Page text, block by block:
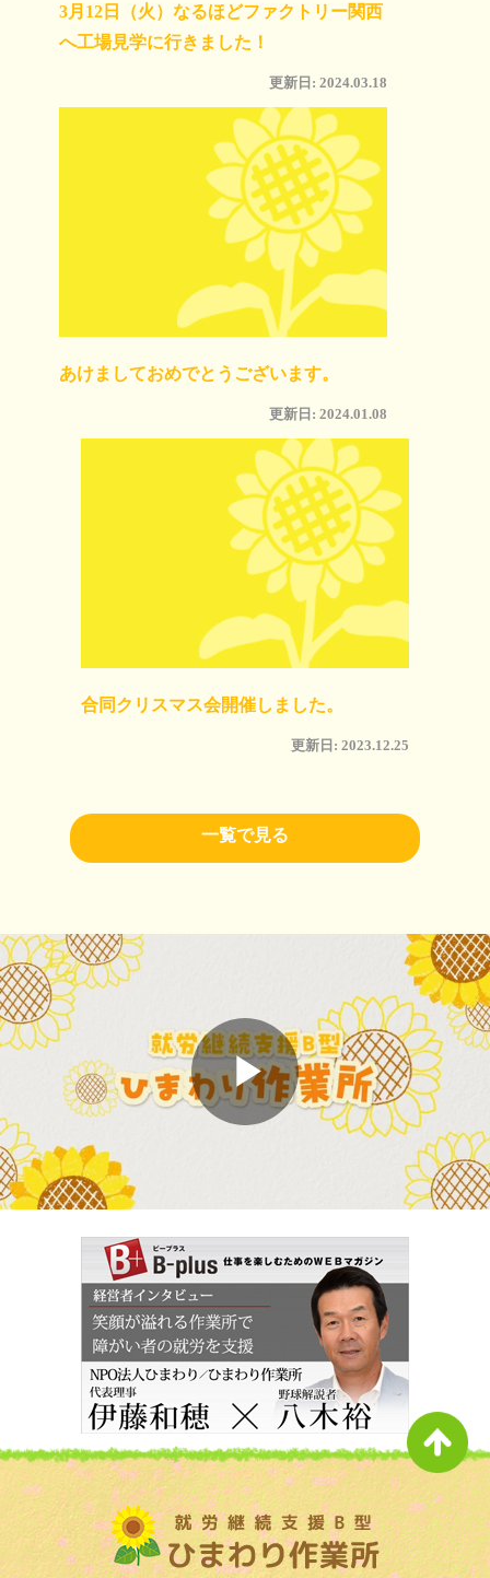
3月12日（火）なるほどファクトリー関西
へ工場見学に行きました！
更新日: 2024.03.18
あけましておめでとうございます。
更新日: 2024.01.08
合同クリスマス会開催しました。
更新日: 2023.12.25
一覧で見る
Play
Video